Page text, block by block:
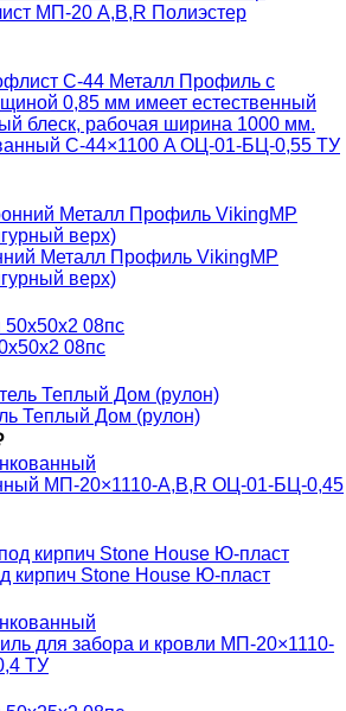
МП-20 A,B,R Полиэстер
С-44×1100 A ОЦ-01-БЦ-0,55 ТУ
Металл Профиль VikingMP
верх)
08пс
Теплый Дом (рулон)
Диапазон
цен:
1452,00 ₽МП-20×1110-A,B,R ОЦ-01-БЦ-0,45
кирпич Stone House Ю-пласт
₽
для забора и кровли МП-20×1110-
ТУ